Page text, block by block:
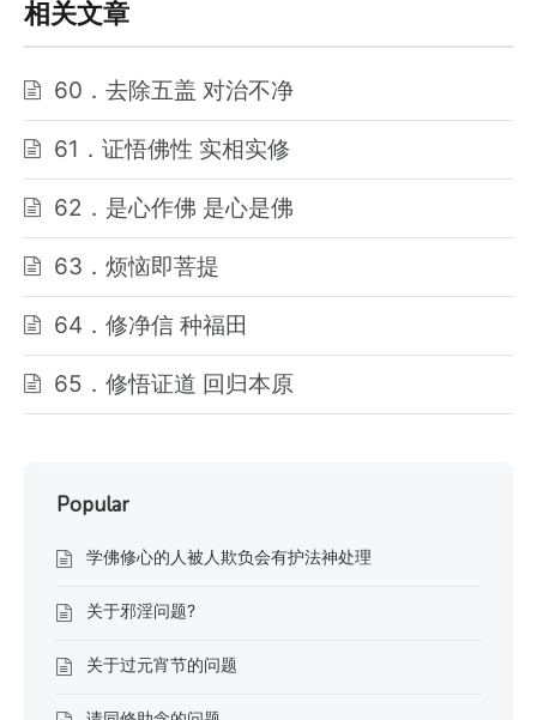
相关文章
60．去除五盖 对治不净
61．证悟佛性 实相实修
62．是心作佛 是心是佛
63．烦恼即菩提
64．修净信 种福田
65．修悟证道 回归本原
Popular
学佛修心的人被人欺负会有护法神处理
关于邪淫问题?
关于过元宵节的问题